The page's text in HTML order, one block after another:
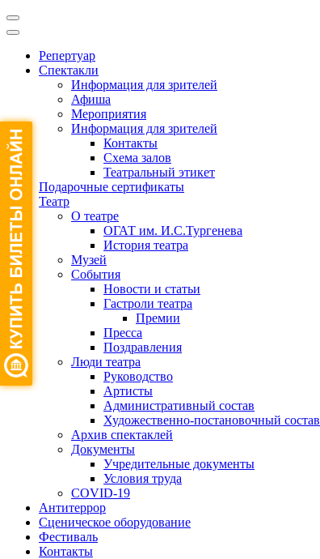
Репертуар
Спектакли
Информация для зрителей
Афиша
Мероприятия
Информация для зрителей
Контакты
Схема залов
Театральный этикет
Подарочные сертификаты
Театр
О театре
ОГАТ им. И.С.Тургенева
История театра
Музей
События
Новости и статьи
Гастроли театра
Премии
Пресса
Поздравления
Люди театра
Руководство
Артисты
Административный состав
Художественно-постановочный состав
Архив спектаклей
Документы
Учредительные документы
Условия труда
COVID-19
Антитеррор
Сценическое оборудование
Фестиваль
Контакты